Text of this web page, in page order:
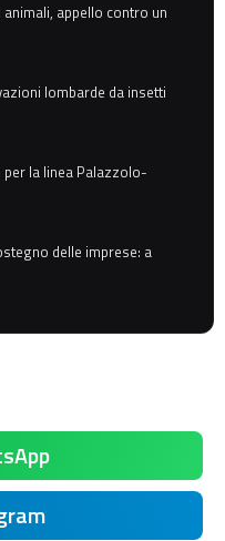
appello contro un
lombarde da insetti
la linea Palazzolo-
delle imprese: a